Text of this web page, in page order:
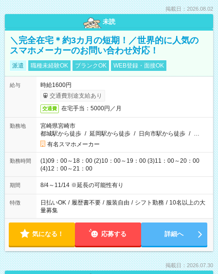
掲載日：2026.08.02
未読
＼完全在宅＊約3カ月の短期！／世界的に人気の
スマホメーカーのお問い合わせ対応！
派遣 職種未経験OK ブランクOK WEB登録・面接OK
給与
時給1600円
交通費別途支給あり
交通費 在宅手当：5000円／月
勤務地
宮崎県宮崎市
都城駅から徒歩 / 延岡駅から徒歩 / 日向市駅から徒歩 / …
有名スマホメーカー
勤務時間
(1)09：00～18：00 (2)10：00～19：00 (3)11：00～20：00
(4)12：00～21：00
期間 8/4～11/14 ※延長の可能性有り
特徴 日払いOK / 履歴書不要 / 服装自由 / シフト勤務 / 10名以上の大
量募集
気になる！ 応募する 詳細へ
掲載日：2026.07.30